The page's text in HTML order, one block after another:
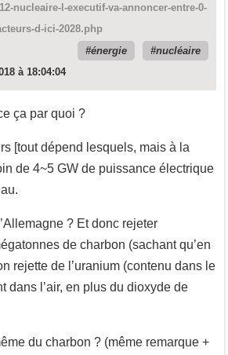
nucleaire-l-executif-va-annoncer-entre-0-
d-ici-2028.php
énergie
nucléaire
à 18:04:04
ça par quoi ?
[tout dépend lesquels, mais à la
de 4~5 GW de puissance électrique
? Et donc rejeter
de charbon (sachant qu’en
rejette de l’uranium (contenu dans le
dans l’air, en plus du dioxyde de
du charbon ? (même remarque +